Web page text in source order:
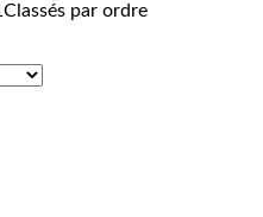
Classés par ordre